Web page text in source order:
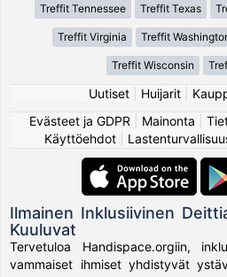
Treffit Tennessee Treffit Texas
Treffit Virginia Treffit
Treffit Wisconsin
Uutiset Huijarit
Evästeet ja GDPR
Mainonta
Käyttöehdot
Ilmainen Inklusiivinen
Kuuluvat
Tervetuloa Handispace.orgiin,
vammaiset ihmiset yhdistyvät